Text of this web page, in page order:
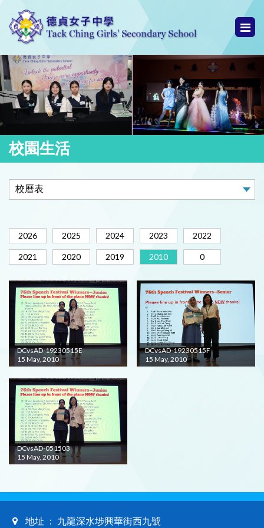
校園生活
2026 2025 2024 2023 2022
2021 2020 2019 2010 0
DCvsAD-19230515E
15 May, 2010
DCvsAD-19230515F
15 May, 2010
DCvsAD-051503
15 May, 2010
地址 ： 九龍深水埗興華街西九號